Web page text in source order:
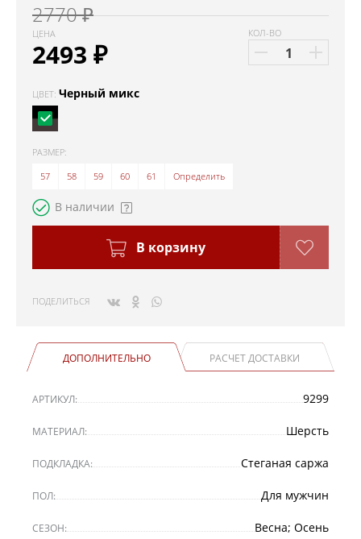
2770 ₽
ЦЕНА
2493 ₽
КОЛ-ВО
ЦВЕТ: Черный микс
РАЗМЕР:
57
58 59 60 61 Определить
В наличии
В корзину
ПОДЕЛИТЬСЯ
ДОПОЛНИТЕЛЬНО РАСЧЕТ ДОСТАВКИ
АРТИКУЛ: 9299
МАТЕРИАЛ: Шерсть
ПОДКЛАДКА: Стеганая саржа
ПОЛ: Для мужчин
СЕЗОН: Весна; Осень